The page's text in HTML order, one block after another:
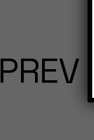
PREV